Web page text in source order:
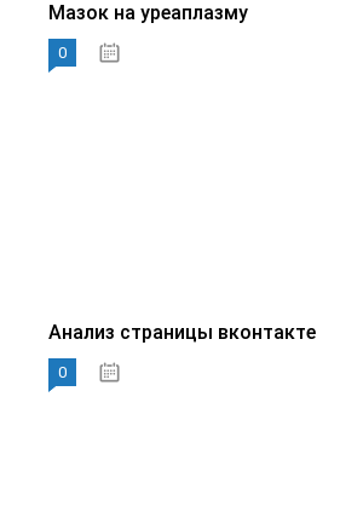
Мазок на уреаплазму
0
Анализ страницы вконтакте
0